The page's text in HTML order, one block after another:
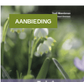
AANBIEDING